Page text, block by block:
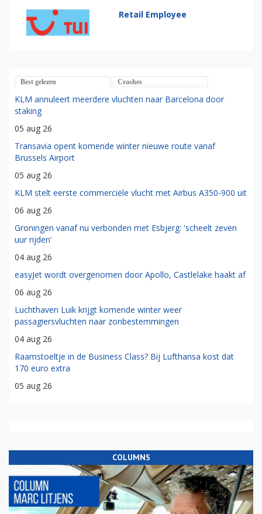
Retail Employee
Best gelezen Crashes
KLM annuleert meerdere vluchten naar Barcelona door
staking
05 aug 26
Transavia opent komende winter nieuwe route vanaf
Brussels Airport
05 aug 26
KLM stelt eerste commerciële vlucht met Airbus A350-900 uit
06 aug 26
Groningen vanaf nu verbonden met Esbjerg: 'scheelt zeven
uur rijden'
04 aug 26
easyJet wordt overgenomen door Apollo, Castlelake haakt af
06 aug 26
Luchthaven Luik krijgt komende winter weer
passagiersvluchten naar zonbestemmingen
04 aug 26
Raamstoeltje in de Business Class? Bij Lufthansa kost dat
170 euro extra
05 aug 26
COLUMNS